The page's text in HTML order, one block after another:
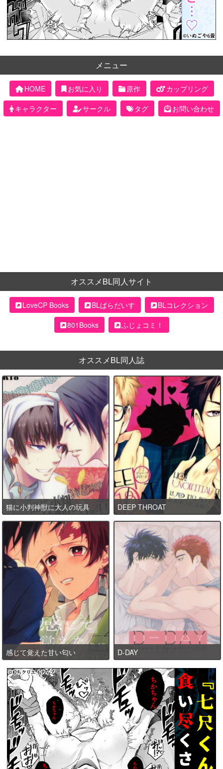
メニュー
HOME お気に入り 原作
カップリング
キャラクター
サークル タグ お問い合わせ
オススメBL同人サイト
LoveCP Books BLぱらだいす
BLコレクション
801Books
ふじょコミ！
オススメBL同人誌
猫に小判神獣に大人の玩具 DEEP THROAT
感じて覚えた甘い匂い D-DAY